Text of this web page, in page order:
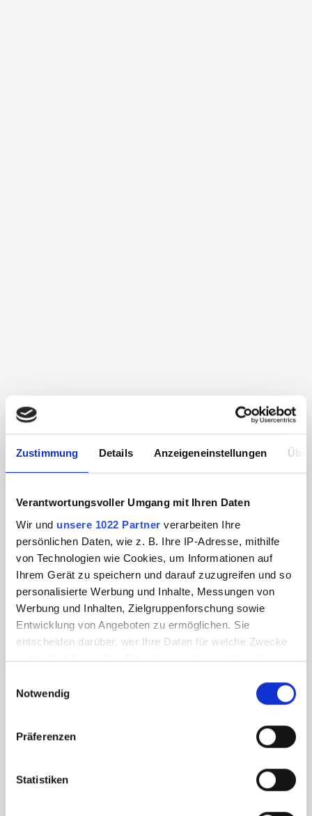
Zustimmung Details Anzeigeneinstellungen
Verantwortungsvoller Umgang mit Ihren Daten
Wir und unsere 1022 Partner verarbeiten Ihre
persönlichen Daten, wie z. B. Ihre IP-Adresse, mithilfe
von Technologien wie Cookies, um Informationen auf
Ihrem Gerät zu speichern und darauf zuzugreifen und so
personalisierte Werbung und Inhalte, Messungen von
Werbung und Inhalten, Zielgruppenforschung sowie
Entwicklung von Angeboten zu ermöglichen. Sie
entscheiden darüber, wer Ihre Daten für welche Zwecke
nutzt. Sie können Ihre Einwilligung jederzeit über die
Trigger Symbol ändern oder widerrufen
Informationen über Ihre geografische Lage
können
bestimmten Merkmalen (Fingerprinting) identifizieren
Notwendig
Präferenzen
Statistiken